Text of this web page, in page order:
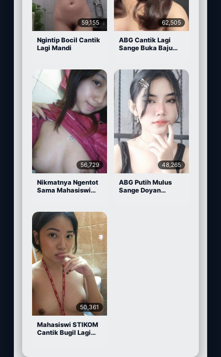
59,155
Ngintip Bocil Cantik
Lagi Mandi
62,505
ABG Cantik Lagi
Sange Buka Baju
56,729
Nikmatnya Ngentot
Sama Mahasiswi
48,265
ABG Putih Mulus
Sange Doyan
50,361
Mahasiswi STIKOM
Cantik Bugil Lagi